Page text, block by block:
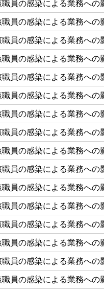
職員の感染による業務への
職員の感染による業務への
職員の感染による業務への
職員の感染による業務への
職員の感染による業務への
職員の感染による業務への
職員の感染による業務への
職員の感染による業務への
職員の感染による業務への
職員の感染による業務への
職員の感染による業務への
職員の感染による業務への
職員の感染による業務への
職員の感染による業務への
職員の感染による業務への
職員の感染による業務への